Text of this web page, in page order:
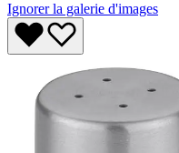
Ignorer la galerie d'images